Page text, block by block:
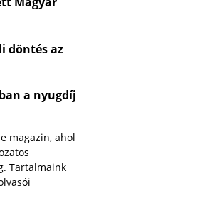
döntés az
a nyugdíj
magazin, ahol
Tartalmaink